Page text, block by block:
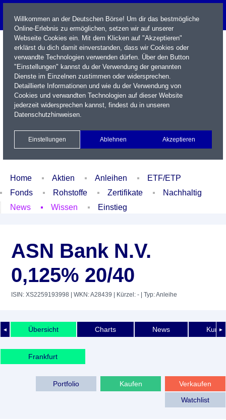
Name / WKN / ISIN / Kürzel
Xetra Realtime
Watchlist Portfolio Login
Home Aktien Anleihen
ETF/ETP
Fonds
Rohstoffe Zertifikate
Nachhaltig
News
Wissen Einstieg
ASN Bank N.V.
0,125% 20/40
ISIN: XS2259193998 | WKN: A28439 | Kürzel: - | Typ: Anleihe
◄ ►
Übersicht Charts News
Frankfurt
Verkaufen
Kaufen
Portfolio
Watchlist
Willkommen an der Deutschen Börse! Um dir das bestmögliche
Online-Erlebnis zu ermöglichen, setzen wir auf unserer
Webseite Cookies ein. Mit dem Klicken auf "Akzeptieren"
erklärst du dich damit einverstanden, dass wir Cookies oder
verwandte Technologien verwenden dürfen. Über den Button
"Einstellungen" kannst du der Verwendung der genannten
Dienste im Einzelnen zustimmen oder widersprechen.
Detaillierte Informationen und wie du der Verwendung von
Cookies und verwandten Technologien auf dieser Website
jederzeit widersprechen kannst, findest du in unseren
Datenschutzhinweisen.
Einstellungen Ablehnen Akzeptieren